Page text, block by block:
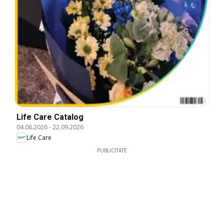
Life Care Catalog
04.08.2026-22.09.2026
Life Care
PUBLICITATE